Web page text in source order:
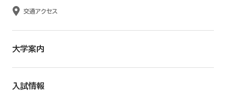
交通アクセス
大学案内
入試情報